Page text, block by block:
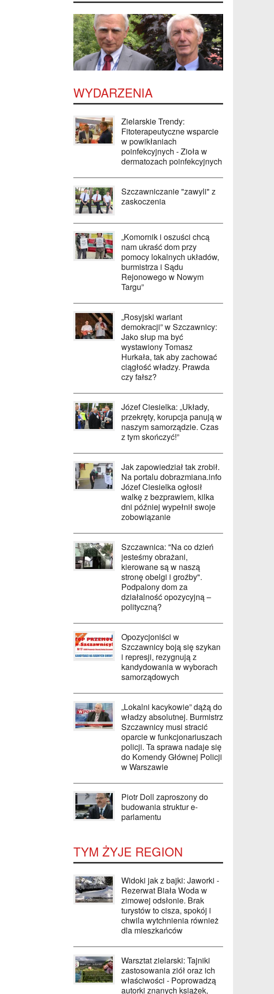
WYDARZENIA
Zielarskie Trendy:
Fitoterapeutyczne wsparcie
w powikłaniach
poinfekcyjnych - Zioła w
dermatozach poinfekcyjnych
Szczawniczanie "zawyli" z
zaskoczenia
„Komornik i oszuści chcą
nam ukraść dom przy
pomocy lokalnych układów,
burmistrza i Sądu
Rejonowego w Nowym
Targu”
„Rosyjski wariant
demokracji” w Szczawnicy:
Jako słup ma być
wystawiony Tomasz
Hurkała, tak aby zachować
ciągłość władzy. Prawda
czy fałsz?
Józef Ciesielka: „Układy,
przekręty, korupcja panują w
naszym samorządzie. Czas
z tym skończyć!”
Jak zapowiedział tak zrobił.
Na portalu dobrazmiana.info
Józef Ciesielka ogłosił
walkę z bezprawiem, kilka
dni później wypełnił swoje
zobowiązanie
Szczawnica: "Na co dzień
jesteśmy obrażani,
kierowane są w naszą
stronę obelgi i groźby".
Podpalony dom za
działalność opozycyjną –
polityczną?
Opozycjoniści w
Szczawnicy boją się szykan
i represji, rezygnują z
kandydowania w wyborach
samorządowych
„Lokalni kacykowie” dążą do
władzy absolutnej. Burmistrz
Szczawnicy musi stracić
oparcie w funkcjonariuszach
policji. Ta sprawa nadaje się
do Komendy Głównej Policji
w Warszawie
Piotr Doll zaproszony do
budowania struktur e-
parlamentu
TYM ŻYJE REGION
Widoki jak z bajki: Jaworki -
Rezerwat Biała Woda w
zimowej odsłonie. Brak
turystów to cisza, spokój i
chwila wytchnienia również
dla mieszkańców
Warsztat zielarski: Tajniki
zastosowania ziół oraz ich
właściwości - Poprowadzą
autorki znanych książek,